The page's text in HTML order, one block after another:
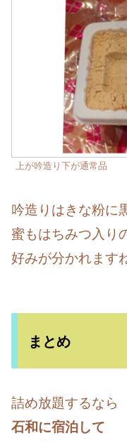
上が吟造り下が通常品
吟造りはきな粉に
蜜もはちみつ入り
好みが分かれます
まとめ
詰め放題するなら
石和に宿泊して